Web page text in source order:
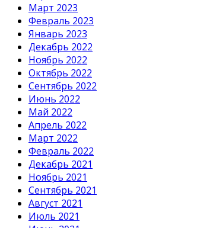
Март 2023
Февраль 2023
Январь 2023
Декабрь 2022
Ноябрь 2022
Октябрь 2022
Сентябрь 2022
Июнь 2022
Май 2022
Апрель 2022
Март 2022
Февраль 2022
Декабрь 2021
Ноябрь 2021
Сентябрь 2021
Август 2021
Июль 2021